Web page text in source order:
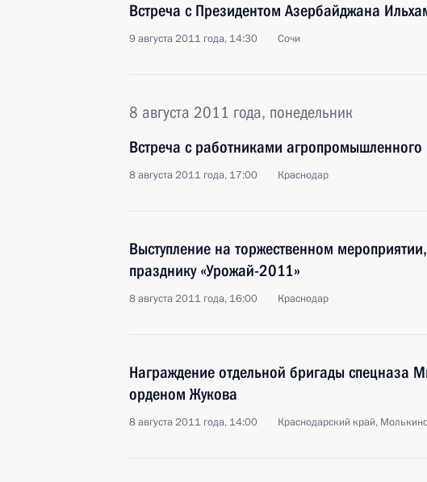
Встреча с Президентом Азербайджана
9 августа 2011 года, 14:30 Сочи
8 августа 2011 года, понедельник
Встреча с работниками агропромышленного
8 августа 2011 года, 17:00 Краснодар
Выступление на торжественном
празднику «Урожай-2011»
8 августа 2011 года, 16:00 Краснодар
Награждение отдельной бригады спецназа
орденом Жукова
8 августа 2011 года, 14:00 Краснодарский край,